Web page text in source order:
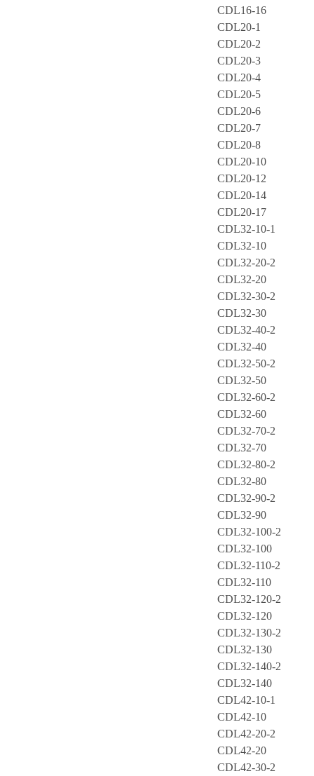
CDL16-16
CDL20-1
CDL20-2
CDL20-3
CDL20-4
CDL20-5
CDL20-6
CDL20-7
CDL20-8
CDL20-10
CDL20-12
CDL20-14
CDL20-17
CDL32-10-1
CDL32-10
CDL32-20-2
CDL32-20
CDL32-30-2
CDL32-30
CDL32-40-2
CDL32-40
CDL32-50-2
CDL32-50
CDL32-60-2
CDL32-60
CDL32-70-2
CDL32-70
CDL32-80-2
CDL32-80
CDL32-90-2
CDL32-90
CDL32-100-2
CDL32-100
CDL32-110-2
CDL32-110
CDL32-120-2
CDL32-120
CDL32-130-2
CDL32-130
CDL32-140-2
CDL32-140
CDL42-10-1
CDL42-10
CDL42-20-2
CDL42-20
CDL42-30-2